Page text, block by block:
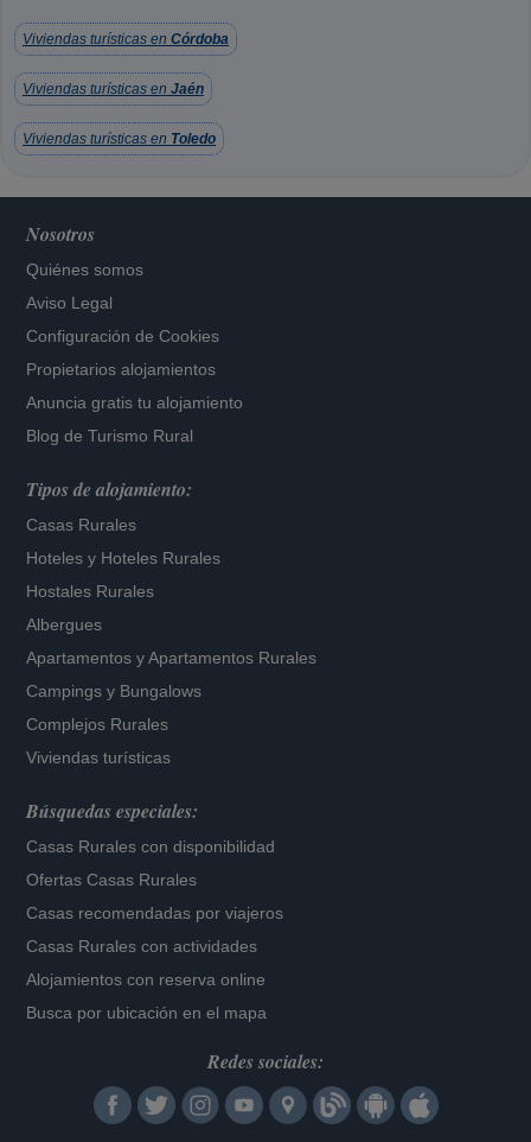
Viviendas turísticas en Córdoba
Viviendas turísticas en Jaén
Viviendas turísticas en Toledo
Nosotros
Quiénes somos
Aviso Legal
Configuración de Cookies
Propietarios alojamientos
Anuncia gratis tu alojamiento
Blog de Turismo Rural
Tipos de alojamiento:
Casas Rurales
Hoteles y Hoteles Rurales
Hostales Rurales
Albergues
Apartamentos yApartamentos Rurales
Campings y Bungalows
Complejos Rurales
Viviendas turísticas
Búsquedas especiales:
Casas Rurales con disponibilidad
Ofertas Casas Rurales
Casas recomendadas por viajeros
Casas Rurales con actividades
Alojamientos con reserva online
Busca por ubicación en el mapa
Redes sociales: